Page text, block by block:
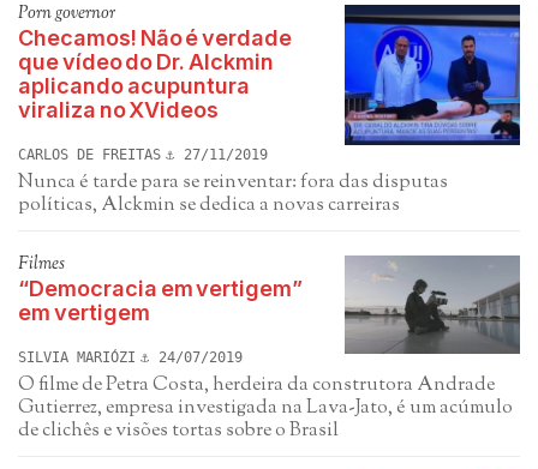
Porn governor
Checamos! Não é verdade
que vídeo do Dr. Alckmin
aplicando acupuntura
viraliza no XVideos
CARLOS DE FREITAS 27/11/2019
Nunca é tarde para se reinventar: fora das disputas
políticas, Alckmin se dedica a novas carreiras
Filmes
“Democracia em vertigem”
em vertigem
SILVIA MARIÓZI 24/07/2019
O filme de Petra Costa, herdeira da construtora Andrade
Gutierrez, empresa investigada na Lava-Jato, é um acúmulo
de clichês e visões tortas sobre o Brasil